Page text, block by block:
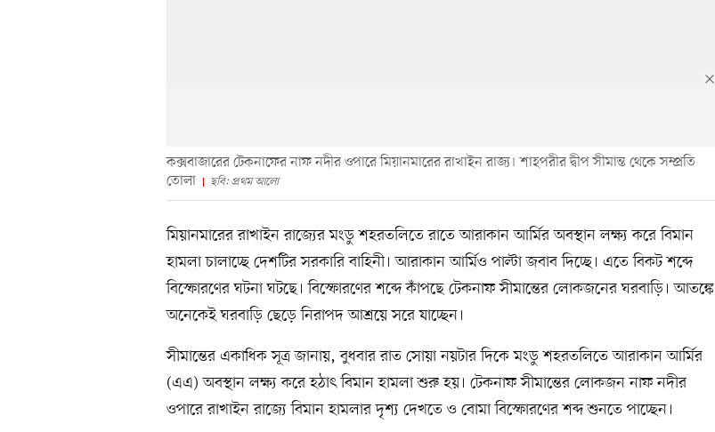
কক্সবাজারের টেকনাফের নাফ নদীর ওপারে মিয়ানমারের রাখাইন রাজ্য। শাহপরীর দ্বীপ সীমান্ত থেকে সম্প্রতি
তোলা
ছবি: প্রথম আলো
মিয়ানমারের রাখাইন রাজ্যের মংডু শহরতলিতে রাতে আরাকান আর্মির অবস্থান লক্ষ্য করে বিমান
হামলা চালাচ্ছে দেশটির সরকারি বাহিনী। আরাকান আর্মিও পাল্টা জবাব দিচ্ছে। এতে বিকট শব্দে
বিস্ফোরণের ঘটনা ঘটছে। বিস্ফোরণের শব্দে কাঁপছে টেকনাফ সীমান্তের লোকজনের ঘরবাড়ি। আতঙ্কে
অনেকেই ঘরবাড়ি ছেড়ে নিরাপদ আশ্রয়ে সরে যাচ্ছেন।
সীমান্তের একাধিক সূত্র জানায়, বুধবার রাত সোয়া নয়টার দিকে মংডু শহরতলিতে আরাকান আর্মির
(এএ) অবস্থান লক্ষ্য করে হঠাৎ বিমান হামলা শুরু হয়। টেকনাফ সীমান্তের লোকজন নাফ নদীর
ওপারে রাখাইন রাজ্যে বিমান হামলার দৃশ্য দেখতে ও বোমা বিস্ফোরণের শব্দ শুনতে পাচ্ছেন।